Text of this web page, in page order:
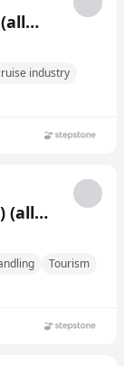
Schiff
industry
(all
Schiff
Tourism